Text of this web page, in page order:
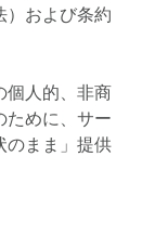
）および条約
個人的、非商
ために、サー
のまま」提供